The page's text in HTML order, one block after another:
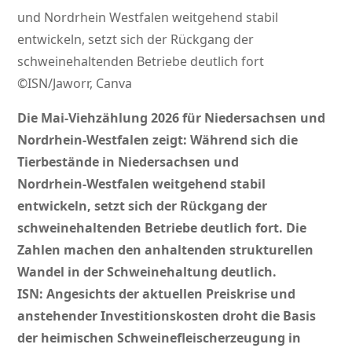
und Nordrhein Westfalen weitgehend stabil
entwickeln, setzt sich der Rückgang der
schweinehaltenden Betriebe deutlich fort
©ISN/Jaworr, Canva
Die Mai-Viehzählung 2026 für Niedersachsen und
Nordrhein-Westfalen zeigt: Während sich die
Tierbestände in Niedersachsen und
Nordrhein‑Westfalen weitgehend stabil
entwickeln, setzt sich der Rückgang der
schweinehaltenden Betriebe deutlich fort. Die
Zahlen machen den anhaltenden strukturellen
Wandel in der Schweinehaltung deutlich.
ISN: Angesichts der aktuellen Preiskrise und
anstehender Investitionskosten droht die Basis
der heimischen Schweinefleischerzeugung in